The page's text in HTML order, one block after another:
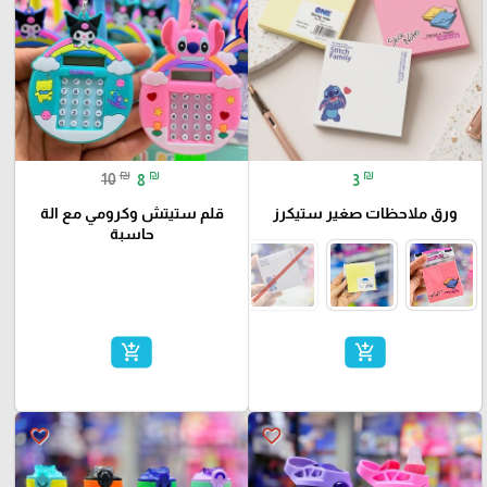
3 ₪
ورق ملاحظات صغير ستيكرز
add_shopping_cart
10 ₪ 8 ₪
قلم ستيتش وكرومي مع الة
حاسبة
add_shopping_cart
favorite_border
favorite_border